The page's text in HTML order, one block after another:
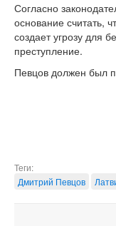
Согласно
основание считать,
создает угрозу для
преступление.
Певцов должен был
Теги:
Дмитрий Певцов